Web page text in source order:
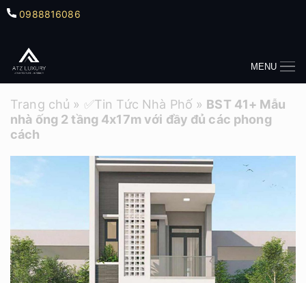
0988816086
MENU
Trang chủ » ✅Tin Tức Nhà Phố » BST 41+ Mẫu
nhà ống 2 tầng 4x17m với đầy đủ các phong
cách